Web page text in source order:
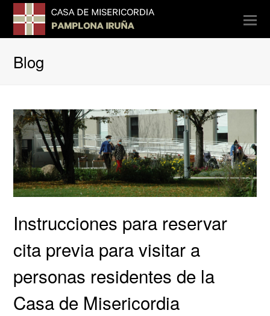
Blog
Instrucciones para reservar
cita previa para visitar a
personas residentes de la
Casa de Misericordia